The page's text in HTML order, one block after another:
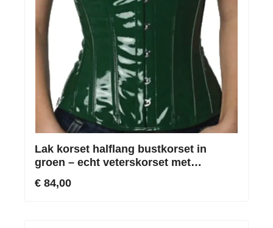
Lak korset halflang bustkorset in
groen – echt veterskorset met
€ 84,00